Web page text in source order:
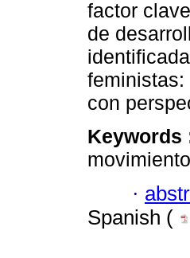
factor
de
con
Keywords
·
Spanish (